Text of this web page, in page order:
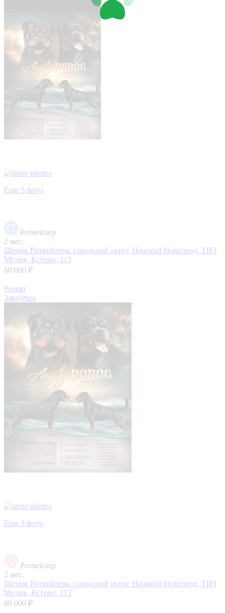
Еще 5 фото
Ротвейлер
2 мес.
Щенок Ротвейлера. городской округ Нижний Новгород, ТИЗ
Медик, Кстово, 113
60 000 ₽
Роман
Заводчик
Еще 3 фото
Ротвейлер
2 мес.
Щенок Ротвейлера. городской округ Нижний Новгород, ТИЗ
Медик, Кстово, 113
60 000 ₽